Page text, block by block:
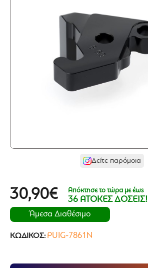
Δείτε παρόμοια
30,90€ Απόκτησε το τώρα με έως
36 ΑΤΟΚΕΣ ΔΟΣΕΙΣ!
Άμεσα Διαθέσιμο
ΚΩΔΙΚΌΣ: PUIG-7861N